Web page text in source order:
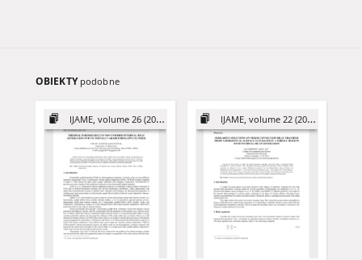
OBIEKTY podobne
IJAME, volume 26 (2021) IJAME, volume 22 (2017)